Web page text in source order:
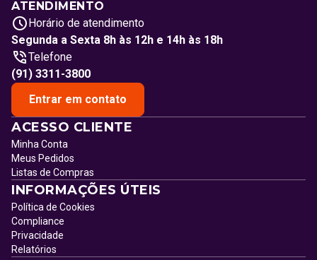
ATENDIMENTO
Horário de atendimento
Segunda a Sexta 8h às 12h e 14h às 18h
Telefone
(91) 3311-3800
Entrar em contato
ACESSO CLIENTE
Minha Conta
Meus Pedidos
Listas de Compras
INFORMAÇÕES ÚTEIS
Política de Cookies
Compliance
Privacidade
Relatórios